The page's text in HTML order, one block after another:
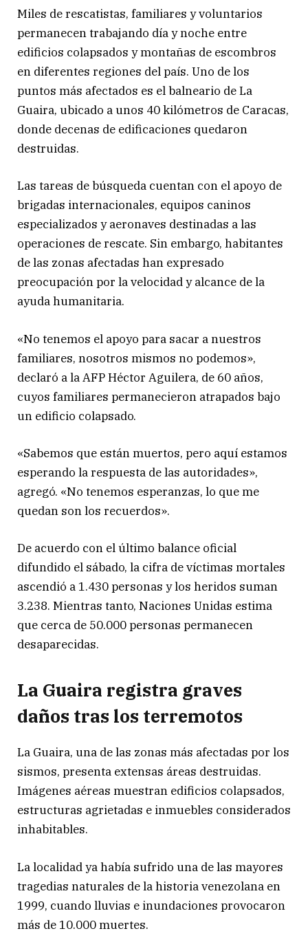
Miles de rescatistas, familiares y voluntarios
permanecen trabajando día y noche entre
edificios colapsados y montañas de escombros
en diferentes regiones del país. Uno de los
puntos más afectados es el balneario de La
Guaira, ubicado a unos 40 kilómetros de Caracas,
donde decenas de edificaciones quedaron
destruidas.
Las tareas de búsqueda cuentan con el apoyo de
brigadas internacionales, equipos caninos
especializados y aeronaves destinadas a las
operaciones de rescate. Sin embargo, habitantes
de las zonas afectadas han expresado
preocupación por la velocidad y alcance de la
ayuda humanitaria.
«No tenemos el apoyo para sacar a nuestros
familiares, nosotros mismos no podemos»,
declaró a la AFP Héctor Aguilera, de 60 años,
cuyos familiares permanecieron atrapados bajo
un edificio colapsado.
«Sabemos que están muertos, pero aquí estamos
esperando la respuesta de las autoridades»,
agregó. «No tenemos esperanzas, lo que me
quedan son los recuerdos».
De acuerdo con el último balance oficial
difundido el sábado, la cifra de víctimas mortales
ascendió a 1.430 personas y los heridos suman
3.238. Mientras tanto, Naciones Unidas estima
que cerca de 50.000 personas permanecen
desaparecidas.
La Guaira registra graves
daños tras los terremotos
La Guaira, una de las zonas más afectadas por los
sismos, presenta extensas áreas destruidas.
Imágenes aéreas muestran edificios colapsados,
estructuras agrietadas e inmuebles considerados
inhabitables.
La localidad ya había sufrido una de las mayores
tragedias naturales de la historia venezolana en
1999, cuando lluvias e inundaciones provocaron
más de 10.000 muertes.